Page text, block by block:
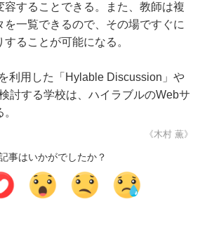
容することできる。また、教師は複
一覧できるので、その場ですぐに
ることが可能になる。
利用した「Hylable Discussion」や
討する学校は、ハイラブルのWebサ
《木村 薫》
事はいかがでしたか？